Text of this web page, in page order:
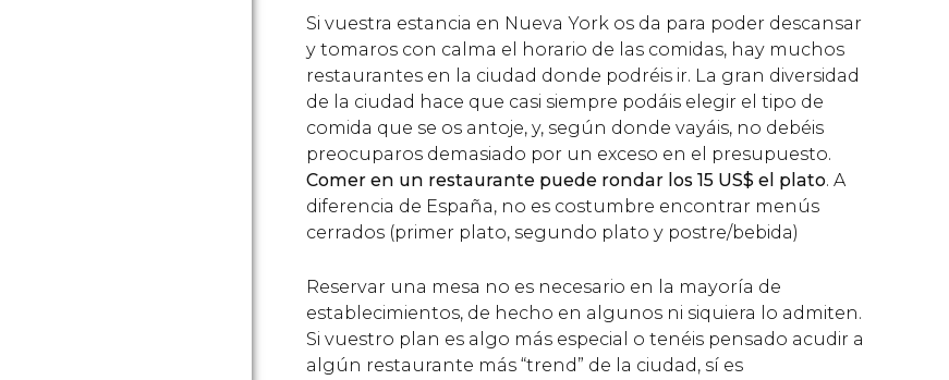
Si vuestra estancia en Nueva York os da para poder descansar
y tomaros con calma el horario de las comidas, hay muchos
restaurantes en la ciudad donde podréis ir. La gran diversidad
de la ciudad hace que casi siempre podáis elegir el tipo de
comida que se os antoje, y, según donde vayáis, no debéis
preocuparos demasiado por un exceso en el presupuesto.
Comer en un restaurante puede rondar los 15 US$ el plato. A
diferencia de España, no es costumbre encontrar menús
cerrados (primer plato, segundo plato y postre/bebida)
Reservar una mesa no es necesario en la mayoría de
establecimientos, de hecho en algunos ni siquiera lo admiten.
Si vuestro plan es algo más especial o tenéis pensado acudir a
algún restaurante más “trend” de la ciudad, sí es